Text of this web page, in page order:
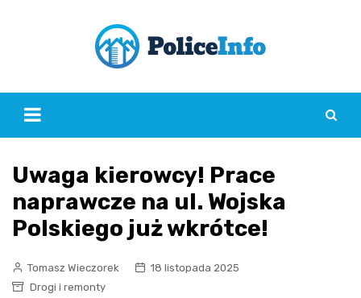
Uwaga kierowcy! Prace
naprawcze na ul. Wojska
Polskiego już wkrótce!
Tomasz Wieczorek
18 listopada 2025
Drogi i remonty